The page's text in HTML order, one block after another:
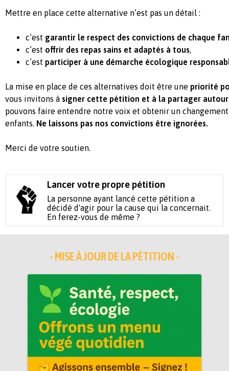
Mettre en place cette alternative n’est pas un détail :
c’est garantir le respect des convictions de chaque
c’est offrir des repas sains et adaptés à tous,
c’est participer à une démarche écologique
La mise en place de ces alternatives doit être une priorité
vous invitons à signer cette pétition et à la partager autour
pouvons faire entendre notre voix et obtenir un
enfants. Ne laissons pas nos convictions être ignorées.
Merci de votre soutien.
Lancer votre propre pétition
La personne ayant lancé cette pétition a
décidé d'agir pour la cause qui la concernait.
En ferez-vous de même ?
- MISE À JOUR DE LA PÉTITION -